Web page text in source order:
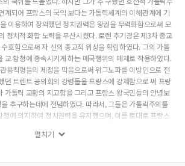
계되어 프랑스의 국익 보다는 가톨릭세계의 이해관계에 기
이용하여 장악했던 정치권력은 왕권을 무력화함으로써 모
정치적 화합 노력을 무산시켰다. 로렌 추기경은 제3차 종교
호함으로써 자 신의 종교적 위상을 확립하였다. 그의 가톨
교 황청에 종속시키게 하는 매국행위의 매체로 작용하였다.
용칙령들의 제정을 막음으로써 위그노파를 이방인으로 전
던 트렌트 공의회의 강령들을 프랑스에 강제함으로 써 프랑
가톨릭 교황의 지고함을 그리고 프랑스 왕국민들의 안녕보
추구하는데에 전념하였다. 따라서, 그들은 가톨릭주의를
청에 의지하여 정치권력을 유지했으며, 이를 토대로 프랑스
펼치기